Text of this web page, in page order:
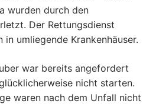
wurden durch den
Der Rettungsdienst
umliegende Krankenhäuser.
war bereits angefordert
nicht starten.
waren nach dem Unfall nicht